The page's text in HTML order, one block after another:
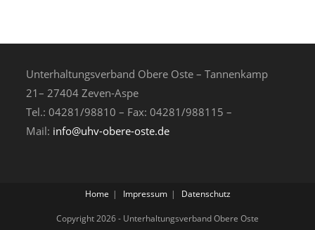
Unterhaltungsverband Obere Oste – Tannenkamp
21– 27404 Zeven-Aspe
Tel.: 04281/98810 – Fax: 04281/988115 –
Mail: info@uhv-obere-oste.de
Home Impressum Datenschutz
Copyright 2026 - Unterhaltungsverband Obere Oste